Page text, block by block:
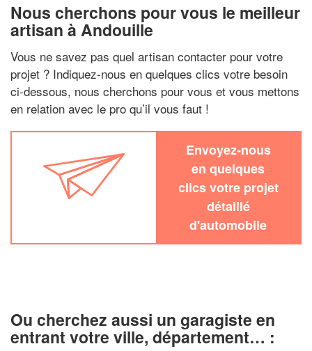
Nous cherchons pour vous le meilleur
artisan à Andouille
Vous ne savez pas quel artisan contacter pour votre
projet ? Indiquez-nous en quelques clics votre besoin
ci-dessous, nous cherchons pour vous et vous mettons
en relation avec le pro qu’il vous faut !
Envoyez-nous
en quelques
clics votre projet
détaillé
d'automobile
Ou cherchez aussi un garagiste en
entrant votre ville, département… :